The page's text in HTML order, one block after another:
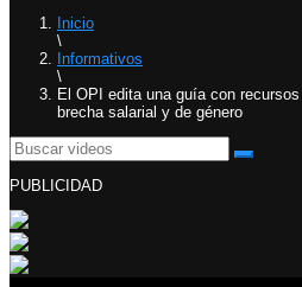
Inicio
\
Informativos
\
El OPI edita una guía con
brecha salarial y de género
PUBLICIDAD